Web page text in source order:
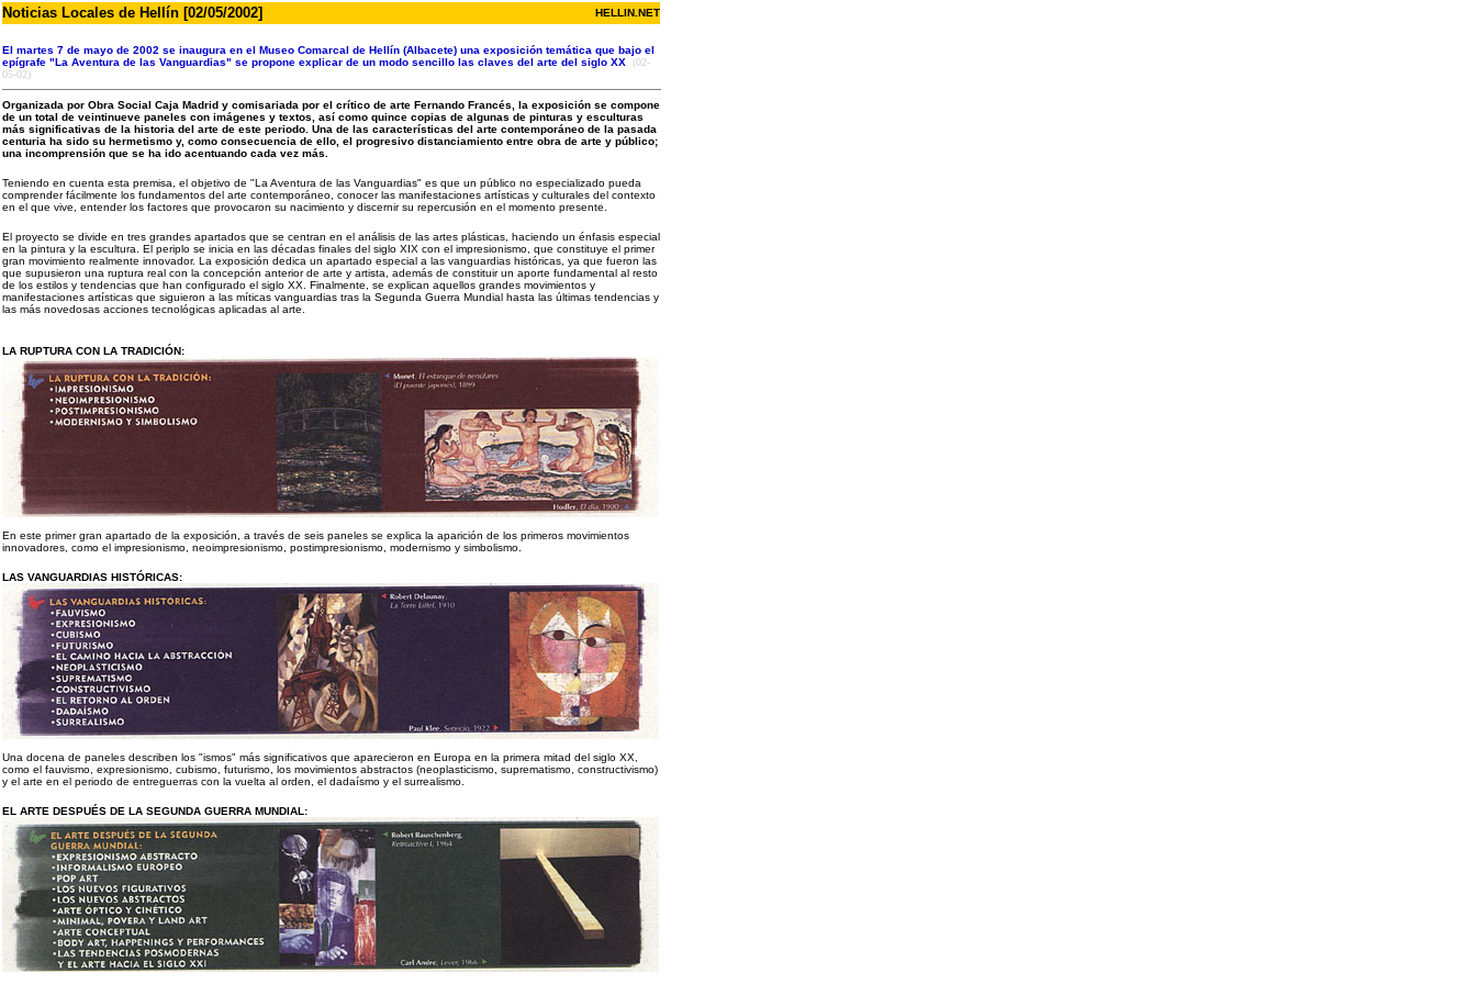
Noticias Locales de Hellín [02/05/2002] HELLIN.NET
El martes 7 de mayo de 2002 se inaugura en el Museo Comarcal de Hellín (Albacete) una exposición temática que bajo el
epígrafe "La Aventura de las Vanguardias" se propone explicar de un modo sencillo las claves del arte del siglo XX (02-
05-02)
Organizada por Obra Social Caja Madrid y comisariada por el crítico de arte Fernando Francés, la exposición se compone
de un total de veintinueve paneles con imágenes y textos, así como quince copias de algunas de pinturas y esculturas
más significativas de la historia del arte de este periodo. Una de las características del arte contemporáneo de la pasada
centuria ha sido su hermetismo y, como consecuencia de ello, el progresivo distanciamiento entre obra de arte y público;
una incomprensión que se ha ido acentuando cada vez más.
Teniendo en cuenta esta premisa, el objetivo de "La Aventura de las Vanguardias" es que un público no especializado pueda
comprender fácilmente los fundamentos del arte contemporáneo, conocer las manifestaciones artísticas y culturales del contexto
en el que vive, entender los factores que provocaron su nacimiento y discernir su repercusión en el momento presente.
El proyecto se divide en tres grandes apartados que se centran en el análisis de las artes plásticas, haciendo un énfasis especial
en la pintura y la escultura. El periplo se inicia en las décadas finales del siglo XIX con el impresionismo, que constituye el primer
gran movimiento realmente innovador. La exposición dedica un apartado especial a las vanguardias históricas, ya que fueron las
que supusieron una ruptura real con la concepción anterior de arte y artista, además de constituir un aporte fundamental al resto
de los estilos y tendencias que han configurado el siglo XX. Finalmente, se explican aquellos grandes movimientos y
manifestaciones artísticas que siguieron a las míticas vanguardias tras la Segunda Guerra Mundial hasta las últimas tendencias y
las más novedosas acciones tecnológicas aplicadas al arte.
LA RUPTURA CON LA TRADICIÓN:
En este primer gran apartado de la exposición, a través de seis paneles se explica la aparición de los primeros movimientos
innovadores, como el impresionismo, neoimpresionismo, postimpresionismo, modernismo y simbolismo.
LAS VANGUARDIAS HISTÓRICAS:
Una docena de paneles describen los "ismos" más significativos que aparecieron en Europa en la primera mitad del siglo XX,
como el fauvismo, expresionismo, cubismo, futurismo, los movimientos abstractos (neoplasticismo, suprematismo, constructivismo)
y el arte en el periodo de entreguerras con la vuelta al orden, el dadaísmo y el surrealismo.
EL ARTE DESPUÉS DE LA SEGUNDA GUERRA MUNDIAL: